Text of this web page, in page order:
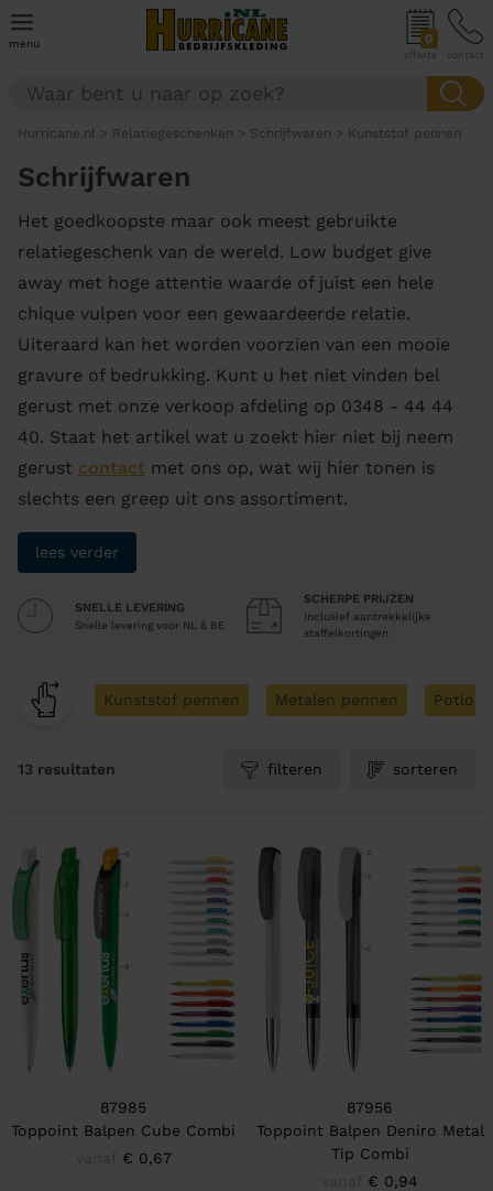
menu 0
offerte contact
Hurricane.nl > Relatiegeschenken > Schrijfwaren > Kunststof pennen
Schrijfwaren
Het goedkoopste maar ook meest gebruikte
relatiegeschenk van de wereld. Low budget give
away met hoge attentie waarde of juist een hele
chique vulpen voor een gewaardeerde relatie.
Uiteraard kan het worden voorzien van een mooie
gravure of bedrukking. Kunt u het niet vinden bel
gerust met onze verkoop afdeling op 0348 - 44 44
40. Staat het artikel wat u zoekt hier niet bij neem
gerust contact met ons op, wat wij hier tonen is
slechts een greep uit ons assortiment.
lees verder
SNELLE LEVERING
Snelle levering voor NL & BE
SCHERPE PRIJZEN
Inclusief aantrekkelijke
staffelkortingen
Kunststof pennen Metalen pennen
13 resultaten filteren sorteren
87985
Toppoint Balpen Cube Combi
€ 0,67
87956
Toppoint Balpen Deniro Metal
Tip Combi
€ 0,94